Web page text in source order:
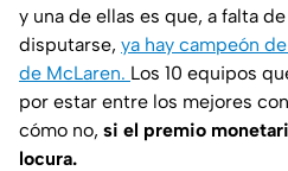
y una de ellas es que, a falta
disputarse, ya hay campeón
de McLaren. Los 10 equipos
por estar entre los mejores
cómo no, si el premio
locura.